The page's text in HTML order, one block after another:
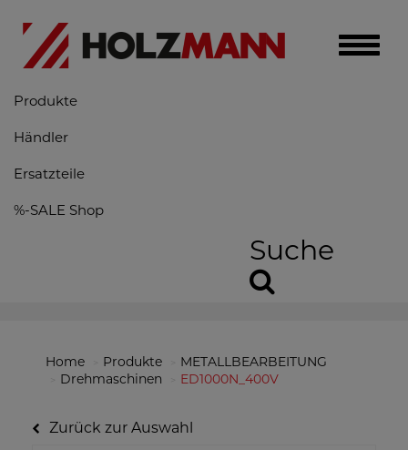
Toggle
Produkte
Händler
Ersatzteile
%-SALE Shop
Suche
Home Produkte
METALLBEARBEITUNG
Drehmaschinen
ED1000N_400V
Zurück zur Auswahl